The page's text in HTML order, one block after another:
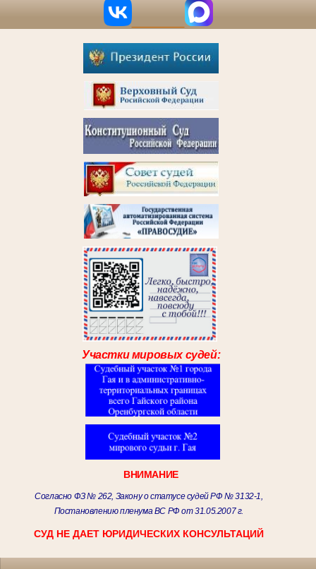
Участки мировых судей:
ВНИМАНИЕ
Согласно ФЗ № 262, Закону о статусе судей РФ № 3132-1,
Постановлению пленума ВС РФ от 31.05.2007 г.
СУД НЕ ДАЕТ ЮРИДИЧЕСКИХ КОНСУЛЬТАЦИЙ